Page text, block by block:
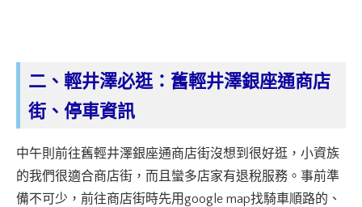
二、輕井澤必逛：舊輕井澤銀座通商店
街、停車資訊
中午則前往舊輕井澤銀座通商店街沒想到很好逛，小資族
的我們很適合商店街，而且蠻多店家有退稅服務。事前準
備不可少，前往商店街時先用google map找騎車順路的、